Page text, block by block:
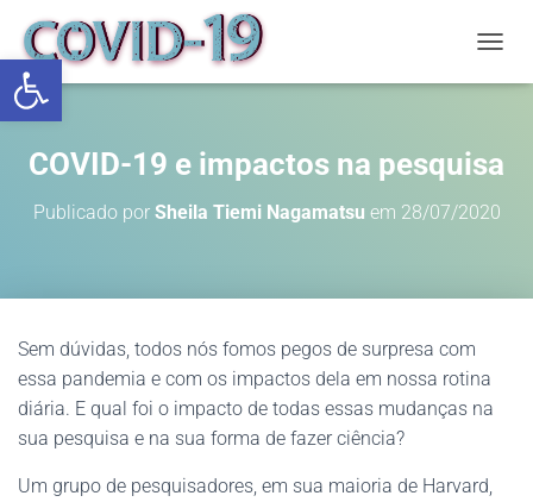
Abrir a barra de ferramentas
COVID-19 e impactos na pesquisa
Publicado por Sheila Tiemi Nagamatsu em 28/07/2020
Sem dúvidas, todos nós fomos pegos de surpresa com
essa pandemia e com os impactos dela em nossa rotina
diária. E qual foi o impacto de todas essas mudanças na
sua pesquisa e na sua forma de fazer ciência?
Um grupo de pesquisadores, em sua maioria de Harvard,